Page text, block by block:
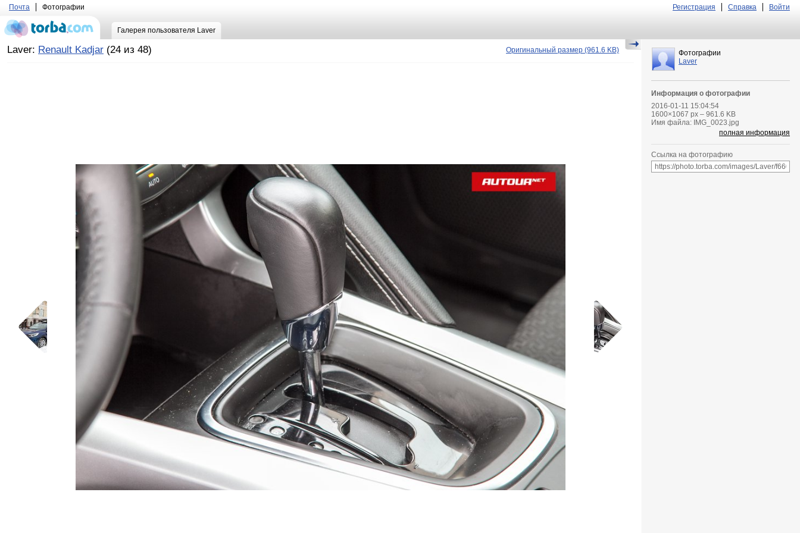
Почта Фотографии Регистрация Справка Войти
Галерея пользователя Laver
Laver: Renault Kadjar (24 из 48) Оригинальный размер (961.6 KB)
Фотографии
Laver
Информация о фотографии
2016-01-11 15:04:54
1600×1067 px – 961.6 KB
Имя файла: IMG_0023.jpg
полная информация
Ссылка на фотографию